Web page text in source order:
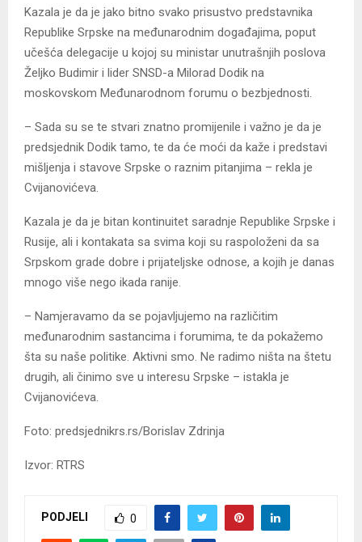
Kazala je da je jako bitno svako prisustvo predstavnika
Republike Srpske na međunarodnim događajima, poput
učešća delegacije u kojoj su ministar unutrašnjih poslova
Željko Budimir i lider SNSD-a Milorad Dodik na
moskovskom Međunarodnom forumu o bezbjednosti.
– Sada su se te stvari znatno promijenile i važno je da je
predsjednik Dodik tamo, te da će moći da kaže i predstavi
mišljenja i stavove Srpske o raznim pitanjima – rekla je
Cvijanovićeva.
Kazala je da je bitan kontinuitet saradnje Republike Srpske i
Rusije, ali i kontakata sa svima koji su raspoloženi da sa
Srpskom grade dobre i prijateljske odnose, a kojih je danas
mnogo više nego ikada ranije.
– Namjeravamo da se pojavljujemo na različitim
međunarodnim sastancima i forumima, te da pokažemo
šta su naše politike. Aktivni smo. Ne radimo ništa na štetu
drugih, ali činimo sve u interesu Srpske – istakla je
Cvijanovićeva.
Foto: predsjednikrs.rs/Borislav Zdrinja
Izvor: RTRS
PODJELI 0